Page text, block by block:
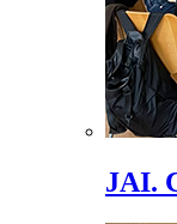
JAI.